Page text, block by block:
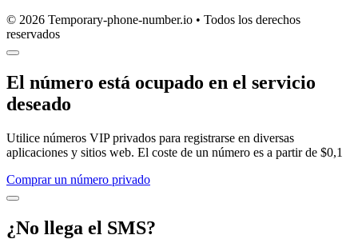
© 2026 Temporary-phone-number.io • Todos los derechos
reservados
El número está ocupado en el servicio
deseado
Utilice números VIP privados para registrarse en diversas
aplicaciones y sitios web. El coste de un número es a partir de $0,1
Comprar un número privado
¿No llega el SMS?